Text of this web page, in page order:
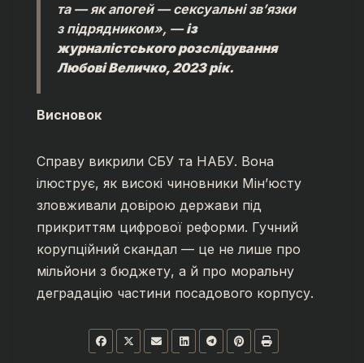
та — як апогей — сексуальні зв’язки
з підрядником», —із
журналістського розслідування
Любові Величко, 2023 рік.
Висновок
Справу викрили СБУ та НАБУ. Вона
ілюструє, як високі чиновники Мін’юсту
зловживали довірою держави під
прикриттям цифрової реформи. Гучний
корупційний скандал — це не лише про
мільйони з бюджету, а й про моральну
деградацію частини посадового корпусу.